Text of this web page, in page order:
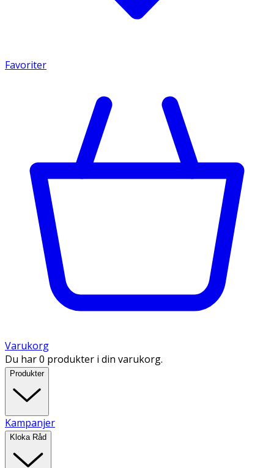
Favoriter
Varukorg
Du har 0 produkter i din varukorg.
Produkter
Kampanjer
Kloka Råd